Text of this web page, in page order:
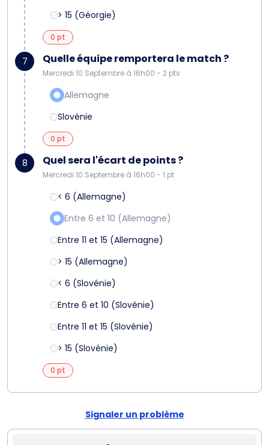
> 15 (Géorgie)
0 pt
7 Quelle équipe remportera le match ?
Mercredi 10 Septembre à 16h00 - 2 pts
Allemagne
Slovénie
0 pt
8 Quel sera l'écart de points ?
Mercredi 10 Septembre à 16h00 - 1 pt
< 6 (Allemagne)
Entre 6 et 10 (Allemagne)
Entre 11 et 15 (Allemagne)
> 15 (Allemagne)
< 6 (Slovénie)
Entre 6 et 10 (Slovénie)
Entre 11 et 15 (Slovénie)
> 15 (Slovénie)
0 pt
Signaler un problème